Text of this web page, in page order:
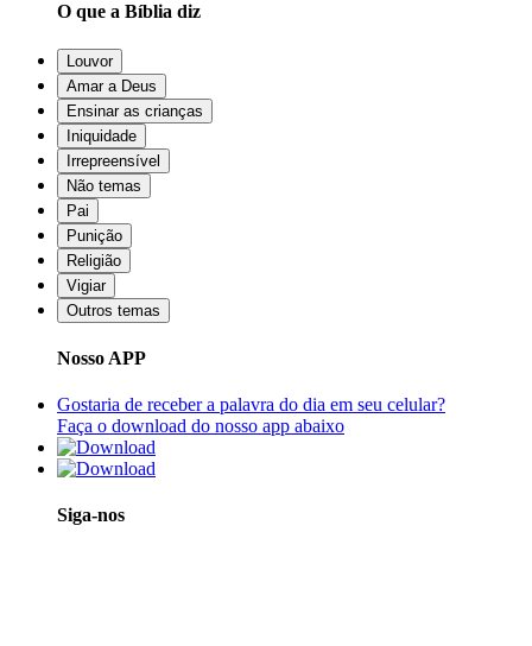
O que a Bíblia diz
Louvor
Amar a Deus
Ensinar as crianças
Iniquidade
Irrepreensível
Não temas
Pai
Punição
Religião
Vigiar
Outros temas
Nosso APP
Gostaria de receber a palavra do dia em seu celular?
Faça o download do nosso app abaixo
Siga-nos